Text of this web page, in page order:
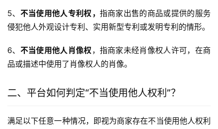
5、 不当使用他人专利权， 指商家出售的商品或提供的服务
侵犯他人外观设计专利、实用新型专利或发明专利的情形。
6、 不当使用他人肖像权 ，指商家未经肖像权人许可，在商
品或描述中使用了肖像权人的肖像。
二、平台如何判定“不当使用他人权利”？
满足以下任意一种情况，即视为商家存在不当使用他人权利